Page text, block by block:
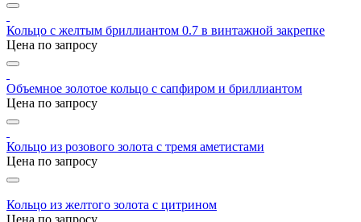
Кольцо с желтым бриллиантом 0.7 в винтажной закрепке
Цена по запросу
Объемное золотое кольцо с сапфиром и бриллиантом
Цена по запросу
Кольцо из розового золота с тремя аметистами
Цена по запросу
Кольцо из желтого золота с цитрином